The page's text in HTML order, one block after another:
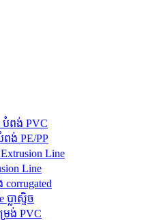
បំពង់ PVC
ពង់ PE/PP
Line
Line
ប្លាស្ទិច
រង់ PVC